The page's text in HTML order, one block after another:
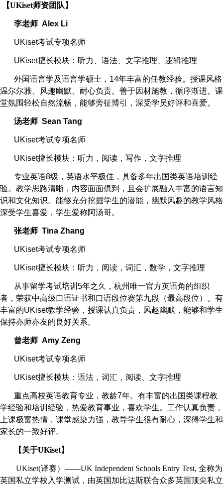
【UKiset师资团队 】
李老师 Alex Li
UKiset考试专项名师
UKiset擅长模块：听力、语法、文字推理、逻辑推理
外国语言学及语言学硕士， 14年丰富的任教经验。授课风格
温尔尔雅、风趣幽默、耐心负责。善于因材施教，循序渐进。课
堂氛围轻松自然流畅，能够旁征博引，深受学员好评和喜爱。
汤老师 Sean Tang
UKiset考试专项名师
UKiset擅长模块：听力，阅读，写作，文字推理
专业英语8级，英语水平极佳，具备多年出国类英语培训经
验。教学思路清晰，内容面面俱到，且会扩展融入丰富的语言知
识和文化知识。能够充分挖掘学生的潜能，幽默风趣的教学风格
深受学生喜爱，学生爱称阿汤哥。
张老师 Tina Zhang
UKiset考试专项名师
UKiset擅长模块：听力，阅读，词汇，数学，文字推理
从事留学考试培训 5年之久，杭州唯一官方英语角的组织
者，荣获中高级口语证书和口语段位赛第九段（最高段位）。有
丰富的UKiset教学经验，授课认真负责，风趣幽默，能够和学生
保持亦师亦友的良好关系。
曾老师 Amy Zeng
UKiset考试专项名师
UKiset擅长模块：语法，词汇，阅读、文字推理
重点高校英语教育专业，教龄7年。有丰富的出国类课程教
学经验和培训经验，热爱教育事业，喜欢学生。工作认真负责，
上课极富热情，课堂感染力强，教导学生很有耐心，深得学生和
家长的一致好评。
【关于UKiset】
UKiset(译赛）——UK Independent Schools Entry Test, 全称为
英国私立学校入学测试，由英国加比达斯联合众多英国顶尖私立